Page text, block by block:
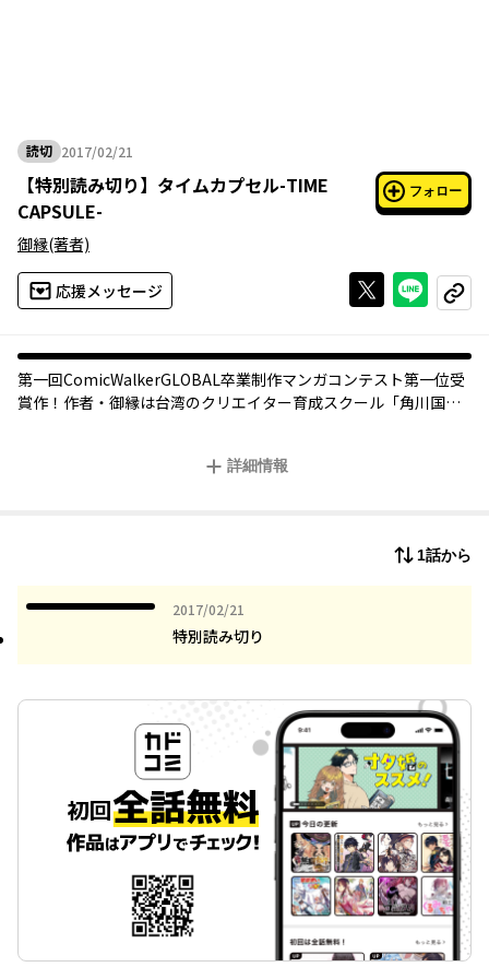
読切 2017/02/21
2017年02月21日
【特別読み切り】 タイムカプセル-TIME
CAPSULE-
フォロー
御縁(著者)
応援メッセージ Xで投稿する
ライン
コピー
第一回ComicWalkerGLOBAL卒業制作マンガコンテスト第一位受
賞作！作者・御縁は台湾のクリエイター育成スクール「角川国際
詳細情報
1話から
2017/02/21
2017年02月21日
特別読み切り